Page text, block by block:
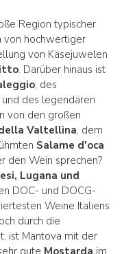
Region typischer
von hochwertiger
von Käsejuwelen
. Darüber hinaus ist
, des
des legendären
von den großen
Valtellina, dem
Salame d'oca
den Wein sprechen?
Lugana und
DOC- und DOCG-
Weine Italiens
durch die
ist Mantova mit der
gute Mostarda im